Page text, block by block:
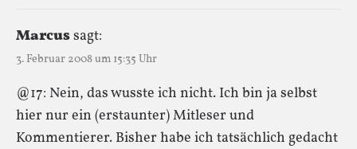
Marcussagt:
3. Februar 2008 um 15:35 Uhr
@17: Nein, das wusste ich nicht. Ich bin ja selbst
hier nur ein (erstaunter) Mitleser und
Kommentierer. Bisher habe ich tatsächlich gedacht